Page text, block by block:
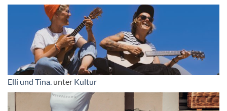
Elli und Tina. unter Kultur